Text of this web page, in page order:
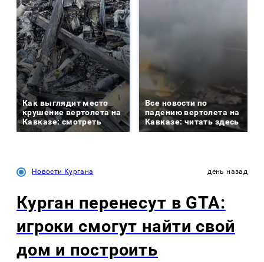
Как выглядит место
крушение вертолета на
Кавказе: смотреть
Все новости по
падению вертолета на
Кавказе: читать здесь
Новости Кургана день назад
Курган перенесут в GTA:
игроки смогут найти свой
дом и построить